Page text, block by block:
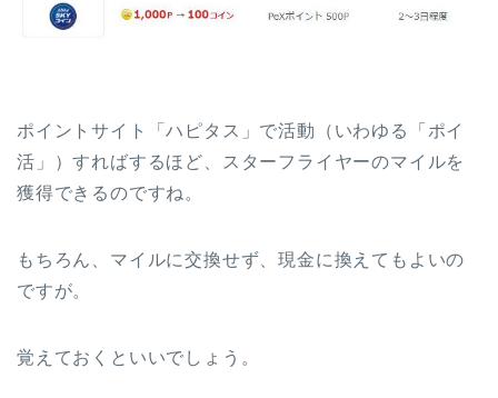
ポイントサイト「ハピタス」で活動（いわゆる「ポイ
活」）すればするほど、スターフライヤーのマイルを
獲得できるのですね。
もちろん、マイルに交換せず、現金に換えてもよいの
ですが。
覚えておくといいでしょう。